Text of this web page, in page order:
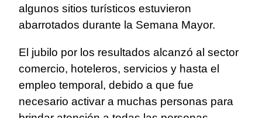
algunos sitios turísticos estuvieron
abarrotados durante la Semana Mayor.
El jubilo por los resultados alcanzó al sector
comercio, hoteleros, servicios y hasta el
empleo temporal, debido a que fue
necesario activar a muchas personas para